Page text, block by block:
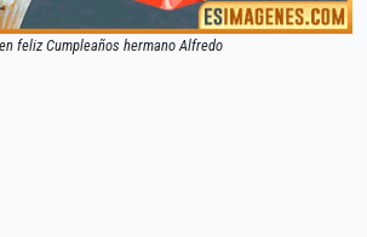
feliz Cumpleaños hermano Alfredo